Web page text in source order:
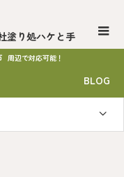
塗り処ハケと手
周辺で対応可能！
BLOG